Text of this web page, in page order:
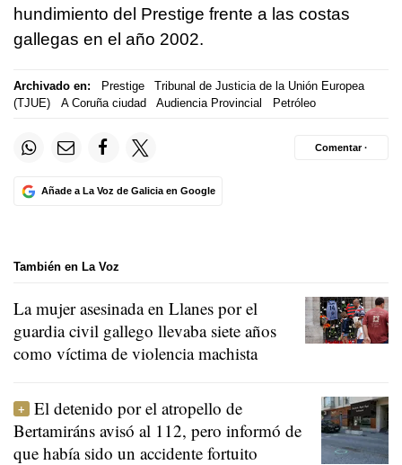
hundimiento del Prestige frente a las costas
gallegas en el año 2002.
Archivado en: Prestige
Tribunal de Justicia de la Unión Europea
(TJUE)
A Coruña ciudad Audiencia Provincial Petróleo
Añade a La Voz de Galicia en Google
Comentar ·
También en La Voz
La mujer asesinada en Llanes por el
guardia civil gallego llevaba siete años
como víctima de violencia machista
El detenido por el atropello de
Bertamiráns avisó al 112, pero informó de
que había sido un accidente fortuito